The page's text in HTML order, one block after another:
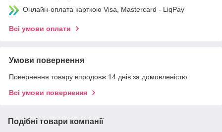
Онлайн-оплата карткою Visa, Mastercard - LiqPay
Всі умови оплати
Умови повернення
Повернення товару впродовж 14 днів за домовленістю
Всі умови повернення
Подібні товари компанії